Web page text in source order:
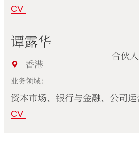
CV
谭露华
香港
合伙人
业务领域：
资本市场、银行与金融、公司
CV